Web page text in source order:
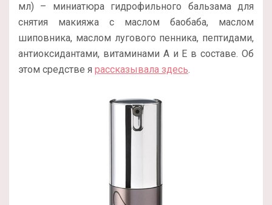
мл) – миниатюра гидрофильного бальзама для
снятия макияжа с маслом баобаба, маслом
шиповника, маслом лугового пенника, пептидами,
антиоксидантами, витаминами А и Е в составе. Об
этом средстве я рассказывала здесь.